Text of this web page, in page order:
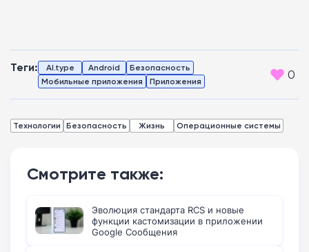
Теги: AI.type Android
Безопасность
Мобильные приложения
Приложения 0
Технологии Безопасность Жизнь Операционные системы
Смотрите также:
Эволюция стандарта RCS и новые
функции кастомизации в приложении
Google Сообщения